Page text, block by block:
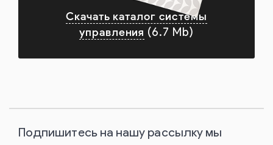
Скачать каталог системы
управления (6.7 Mb)
Подпишитесь на нашу рассылку мы